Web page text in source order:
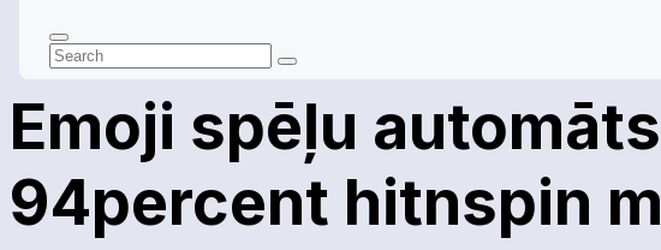
Search
Submit
Emoji spēļu
94percent hitnspin